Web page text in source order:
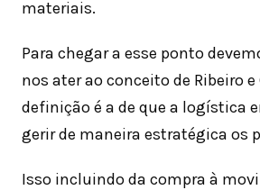
materiais.
Para chegar a esse ponto
nos ater ao conceito de Ribeiro
definição é a de que a logística
gerir de maneira estratégica os
Isso incluindo da compra à